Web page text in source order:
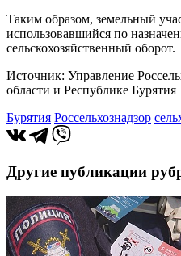
Таким образом, земельный
использовавшийся по
сельскохозяйственный оборот.
Источник: Управление
области и Республике Бурятия
Бурятия Россельхознадзор
Другие публикации